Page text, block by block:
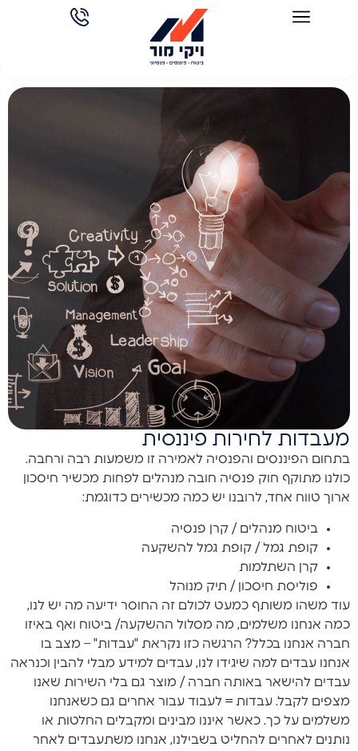
מעבדות לחירות פיננסית
בתחום הפיננסים והפנסיה לאמירה זו משמעות רבה ורחבה.
כולנו מתוקף חוק פנסיה חובה מנהלים לפחות מכשיר חיסכון
ארוך טווח אחד, לרובנו יש כמה מכשירים כדוגמת:
ביטוח מנהלים / קרן פנסיה
קופת גמל / קופת גמל להשקעה
קרן השתלמות
פוליסת חיסכון / תיק מנוהל
עוד משהו משותף כמעט לכולם זה החוסר ידיעה מה יש לנו,
כמה אנחנו משלמים, מה מסלול ההשקעה/ ביטוח ואף באיזו
חברה אנחנו בכלל? הרגשה כזו נקראת "עבדות" – מצב בו
אנחנו עבדים למה שיגידו לנו, עבדים למידע מבלי להבין וכנראה
עבדים להישאר באותה חברה / מוצר גם בלי השירות שאנו
מצפים לקבל. עבדות = לעבוד עבור אחרים גם כשאנחנו
משלמים על כך. כאשר איננו מבינים ומקבלים החלטות או
נותנים לאחרים להחליט בשבילנו, אנחנו משתעבדים לאחר